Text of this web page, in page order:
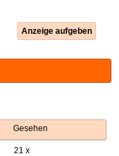
Anzeige aufgeben
Gesehen
21 x